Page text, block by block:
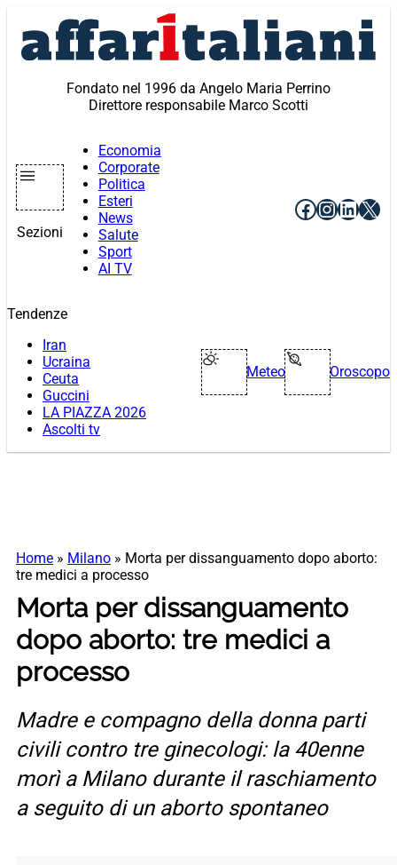
contenuto
Fondato nel 1996 da Angelo Maria Perrino
Direttore responsabile Marco Scotti
Sezioni
Economia
Corporate
Politica
Esteri
News
Salute
Sport
AI TV
Facebook
X
Tendenze
Iran
Ucraina
Ceuta
Guccini
LA PIAZZA 2026
Ascolti tv
Meteo Oroscopo
Home » Milano » Morta per dissanguamento dopo aborto:
tre medici a processo
Morta per dissanguamento
dopo aborto: tre medici a
processo
Madre e compagno della donna parti
civili contro tre ginecologi: la 40enne
morì a Milano durante il raschiamento
a seguito di un aborto spontaneo